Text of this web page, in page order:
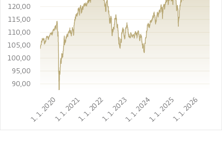
1. 1. 20201. 1. 20211. 1. 20221. 1. 20231. 1. 20241. 1. 20251. 1. 2026
90,00
95,00
100,00
105,00
110,00
115,00
120,00